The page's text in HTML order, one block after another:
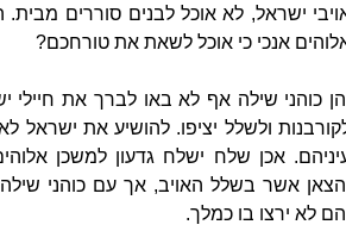
ישראל, לא אוכל לבנים סוררים
אנכי כי אוכל לשאת את טורחכם?
כוהני שילה אף לא באו לברך את חיילי
ולשלל יציפו. להושיע את ישראל
אכן שלח ישלח גדעון למשכן
אשר בשלל האויב, אך עם כוהני
לא ירצו בו כמלך.